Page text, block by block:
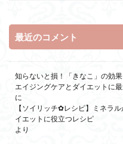
最近のコメント
知らないと損！「きなこ」の効
エイジングケアとダイエットに
に
【ソイリッチ✿レシピ】ミネラ
イエットに役立つレシピ
より